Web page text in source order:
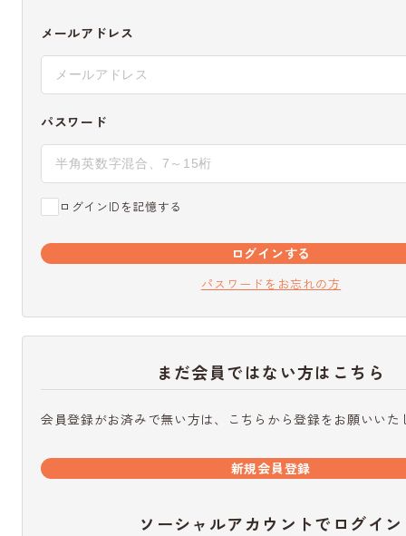
メールアドレス
パスワード
ログインIDを記憶する
ログインする
パスワードをお忘れの方
まだ会員ではない方はこちら
会員登録がお済みで無い方は、こちらから登録をお願いいた
新規会員登録
ソーシャルアカウントでログイン